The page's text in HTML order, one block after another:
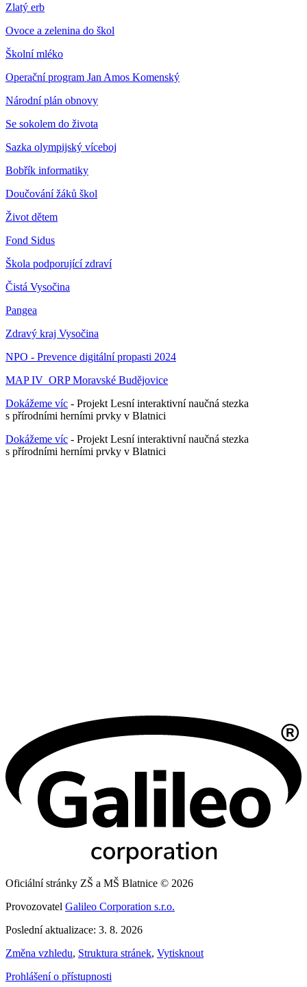
Zlatý erb
Ovoce a zelenina do škol
Školní mléko
Operační program Jan Amos Komenský
Národní plán obnovy
Se sokolem do života
Sazka olympijský víceboj
Bobřík informatiky
Doučování žáků škol
Život dětem
Fond Sidus
Škola podporující zdraví
Čistá Vysočina
Pangea
Zdravý kraj Vysočina
NPO - Prevence digitální propasti 2024
MAP IV_ORP Moravské Budějovice
Dokážeme víc - Projekt Lesní interaktivní naučná stezka
s přírodními herními prvky v Blatnici
Dokážeme víc - Projekt Lesní interaktivní naučná stezka
s přírodními herními prvky v Blatnici
Oficiální stránky ZŠ a MŠ Blatnice © 2026
Provozovatel Galileo Corporation s.r.o.
Poslední aktualizace: 3. 8. 2026
Změna vzhledu, Struktura stránek, Vytisknout
Prohlášení o přístupnosti